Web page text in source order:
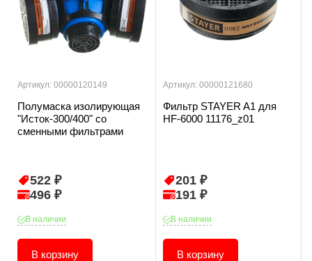
Артикул: 00000120149
Полумаска изолирующая
"Исток-300/400" со
сменными фильтрами
522 ₽
496 ₽
В наличии
В корзину
Артикул: 00000121680
Фильтр STAYER A1 для
HF-6000 11176_z01
201 ₽
191 ₽
В наличии
В корзину